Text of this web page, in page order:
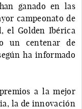
ganado en las
campeonato de
el Golden Ibérica
un centenar de
ha informado
a la mejor
la de innovación